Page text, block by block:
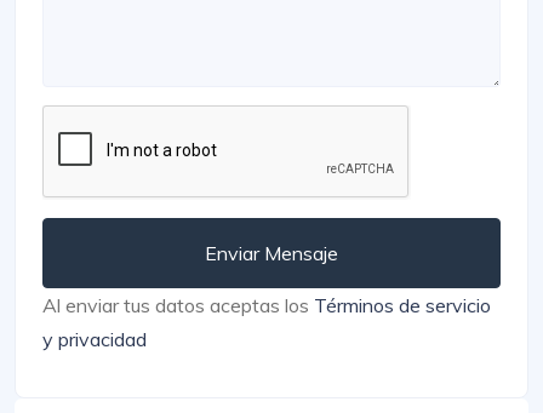
Enviar Mensaje
Al enviar tus datos aceptas los Términos de servicio
y privacidad